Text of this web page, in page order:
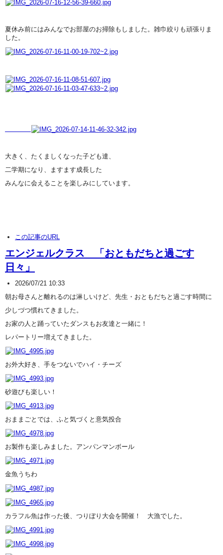
夏休み前にはみんなでお部屋のお掃除もしました。雑巾絞りも頑張りま
した。
大きく、たくましくなった子ども達、
二学期になり、ますます成長した
みんなに会えることを楽しみにしています。
この記事のURL
エンジェルクラス 「おともだちと過ごす
日々」
2026/07/21 10:33
朝お母さんと離れるのは淋しいけど、先生・おともだちと過ごす時間に
少しづつ慣れてきました。
お家の人と踊っていたダンスもお友達と一緒に！
レパートリー増えてきました。
お外大好き、手をつないでハイ・チーズ
砂遊びも楽しい！
おままごとでは、ふと気づくと意気投合
お製作も楽しみました。アンパンマンボール
金魚うちわ
カラフル魚は作った後、つりぼり大会を開催！ 大漁でした。